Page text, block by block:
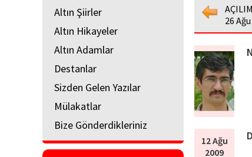
Altın Şiirler
Altın Hikayeler
Altın Adamlar
Destanlar
Sizden Gelen Yazılar
Mülakatlar
Bize Gönderdikleriniz
26
12 Ağu
2009